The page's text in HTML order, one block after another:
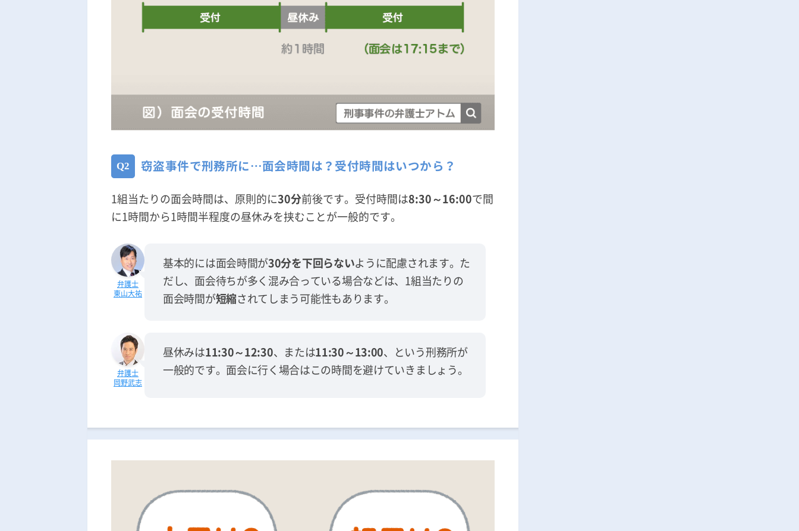
窃盗事件で刑務所に…面会時間は？受付時間はいつから？
1組当たりの面会時間は、原則的に30分前後です。受付時間は8:30～16:00で間
に1時間から1時間半程度の昼休みを挟むことが一般的です。
東山大祐
基本的には面会時間が30分を下回らないように配慮されます。た
だし、面会待ちが多く混み合っている場合などは、1組当たりの
面会時間が短縮されてしまう可能性もあります。
岡野武志
昼休みは11:30～12:30、または11:30～13:00、という刑務所が
一般的です。面会に行く場合はこの時間を避けていきましょう。